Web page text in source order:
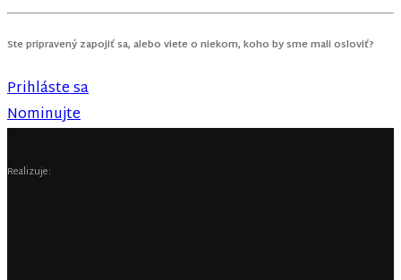
Ste pripravený zapojiť sa, alebo viete o niekom, koho by sme mali osloviť?
Prihláste sa
Nominujte
Realizuje: